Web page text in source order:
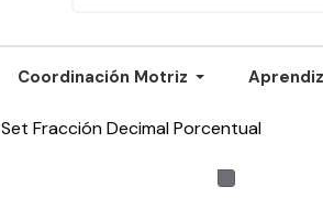
Coordinación Motriz
Set Fracción Decimal Porcentual